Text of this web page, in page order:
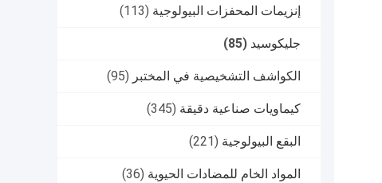
إنزيمات المحفزات البيولوجية (113)
جليكوسيد (85)
الكواشف التشخيصية في المختبر (95)
كيماويات صناعية دقيقة (345)
البقع البيولوجية (221)
المواد الخام للمضادات الحيوية (36)